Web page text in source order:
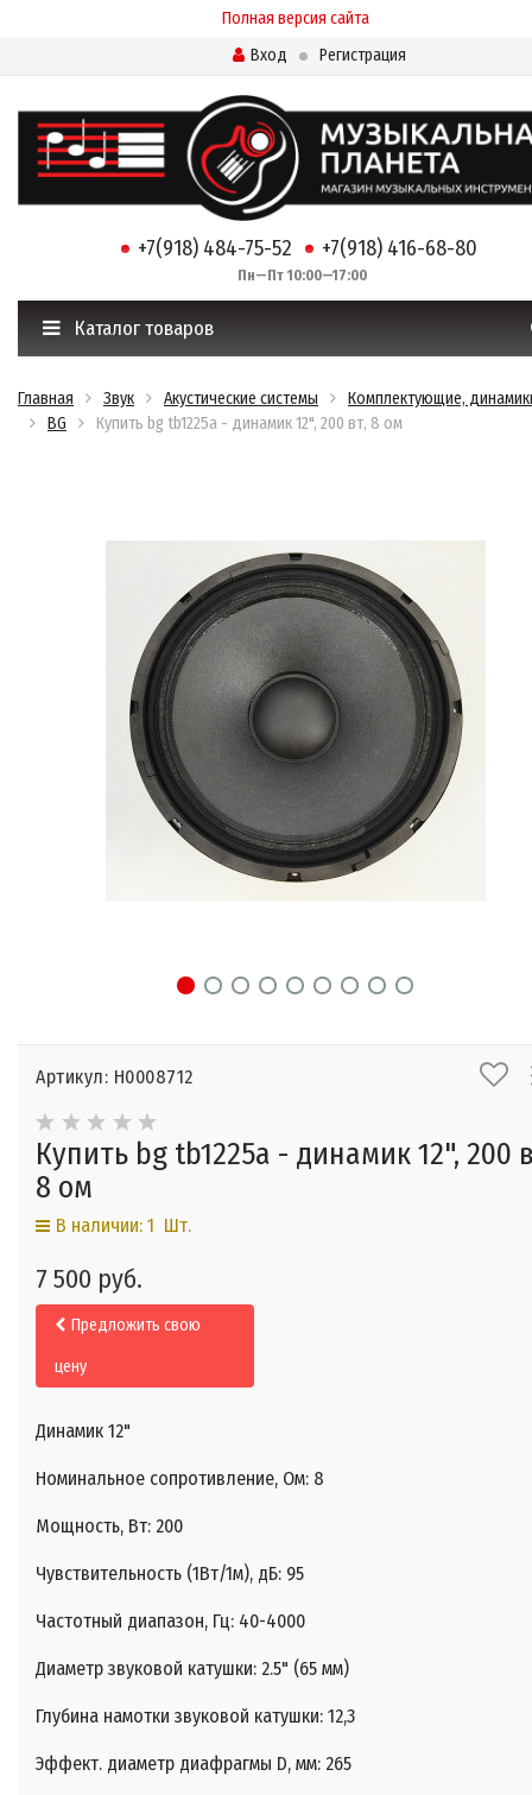
Полная версия сайта
Вход
Регистрация
+7(918) 484-75-52 +7(918) 416-68-80
Пн—Пт 10:00—17:00
Каталог товаров
Главная Звук Акустические системы
Комплектующие,
BG
Купить bg tb1225a - динамик 12", 200 вт, 8 ом
Артикул: Н0008712
Купить bg tb1225a - динамик 12", 200
8 ом
В наличии: 1 Шт.
7 500 руб.
Предложить свою
цену
Динамик 12"
Номинальное сопротивление, Ом: 8
Мощность, Вт: 200
Чувствительность (1Вт/1м), дБ: 95
Частотный диапазон, Гц: 40-4000
Диаметр звуковой катушки: 2.5" (65 мм)
Глубина намотки звуковой катушки: 12,3
Эффект. диаметр диафрагмы D, мм: 265